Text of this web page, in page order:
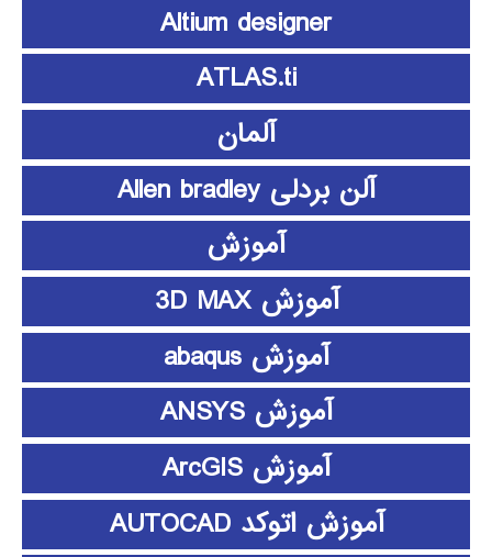
Altium designer
ATLAS.ti
آلمان
آلن بردلی Allen bradley
آموزش
آموزش 3D MAX
آموزش abaqus
آموزش ANSYS
آموزش ArcGIS
آموزش اتوکد AUTOCAD